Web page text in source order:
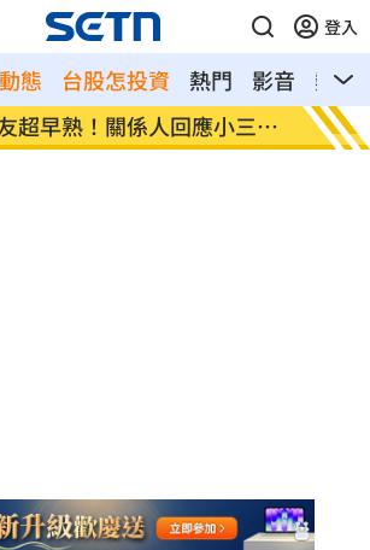
登入
態 台股怎投資 熱門 影音
熱搜
超早熟！關係人回應小三爭
獨／
會